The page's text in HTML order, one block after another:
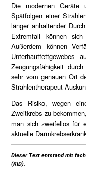
Die modernen Geräte
Spätfolgen einer
länger anhaltender
Extremfall können
Außerdem können
Unterhautfettgewebes
Zeugungsfähigkeit
sehr vom genauen Ort
Strahlentherapeut
Das Risiko, wegen
Zweitkrebs zu
man sich zweifellos für
aktuelle
Dieser Text entstand mit
(KID).